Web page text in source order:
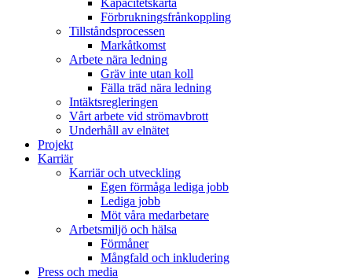
Kapacitetskarta
Förbrukningsfrånkoppling
Tillståndsprocessen
Markåtkomst
Arbete nära ledning
Gräv inte utan koll
Fälla träd nära ledning
Intäktsregleringen
Vårt arbete vid strömavbrott
Underhåll av elnätet
Projekt
Karriär
Karriär och utveckling
Egen förmåga lediga jobb
Lediga jobb
Möt våra medarbetare
Arbetsmiljö och hälsa
Förmåner
Mångfald och inkludering
Press och media